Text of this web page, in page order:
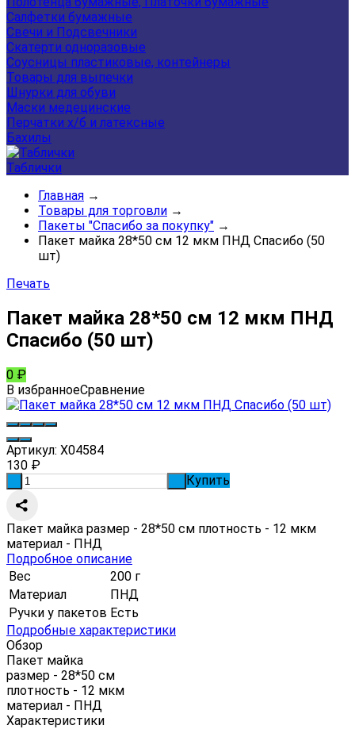
Салфетки бумажные
Свечи и Подсвечники
Скатерти одноразовые
Соусницы пластиковые, контейнеры
Товары для выпечки
Шнурки для обуви
Маски медецинские
Перчатки х/б и латексные
Бахилы
Таблички
Главная →
Товары для торговли →
Пакеты "Спасибо за покупку" →
Пакет майка 28*50 см 12 мкм ПНД Спасибо (50
шт)
Печать
Пакет майка 28*50 см 12 мкм ПНД
Спасибо (50 шт)
0 ₽
В избранноеСравнение
Артикул: Х04584
130 ₽
Купить
Пакет майка размер - 28*50 см плотность - 12 мкм
материал - ПНД
Подробное описание
Вес
200 г
Материал
ПНД
Ручки у пакетов Есть
Подробные характеристики
Обзор
Пакет майка
размер - 28*50 см
плотность - 12 мкм
материал - ПНД
Характеристики